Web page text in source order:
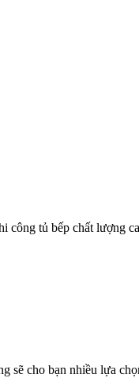
công tủ bếp chất
sẽ cho bạn nhiều lựa